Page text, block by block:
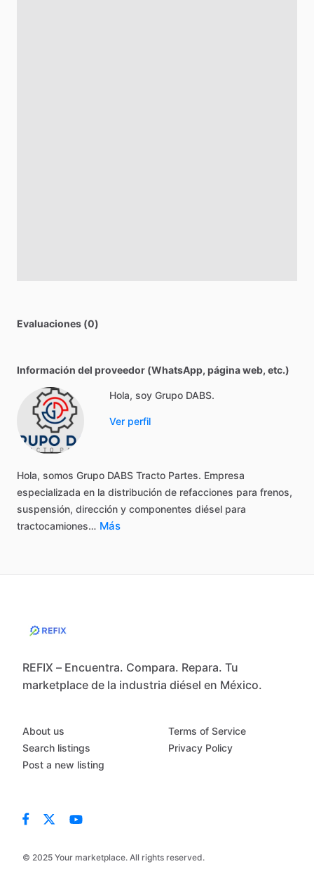
Evaluaciones (0)
Información del proveedor (WhatsApp, página web, etc.)
Hola, soy Grupo DABS.
Ver perfil
Hola, somos Grupo DABS Tracto Partes. Empresa
especializada en la distribución de refacciones para frenos,
suspensión, dirección y componentes diésel para
tractocamiones… Más
REFIX – Encuentra. Compara. Repara. Tu
marketplace de la industria diésel en México.
© 2025 Your marketplace. All rights reserved.
About us
Search listings
Post a new listing
Terms of Service
Privacy Policy